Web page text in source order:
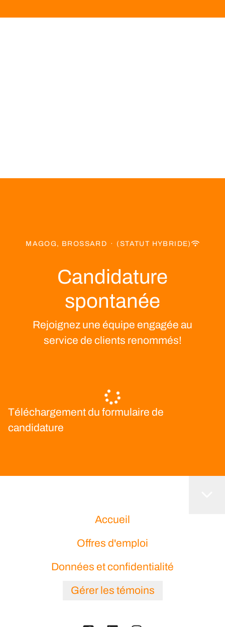
MAGOG, BROSSARD · (STATUT HYBRIDE)
Candidature
spontanée
Rejoignez une équipe engagée au
service de clients renommés!
Téléchargement du formulaire de
candidature
Accueil
Offres d'emploi
Données et confidentialité
Gérer les témoins